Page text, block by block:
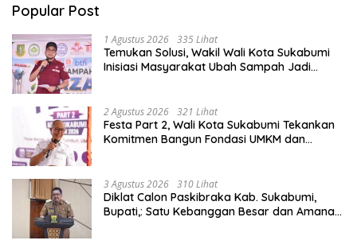
Popular Post
1 Agustus 2026 335 Lihat
Temukan Solusi, Wakil Wali Kota Sukabumi
Inisiasi Masyarakat Ubah Sampah Jadi
2 Agustus 2026 321 Lihat
Festa Part 2, Wali Kota Sukabumi Tekankan
Komitmen Bangun Fondasi UMKM dan
3 Agustus 2026 310 Lihat
Diklat Calon Paskibraka Kab. Sukabumi,
Bupati,: Satu Kebanggan Besar dan Amanah